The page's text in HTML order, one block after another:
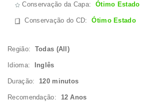
Conservação da Capa: Ótimo Estado
Conservação do CD:Ótimo Estado
Região: Todas (All)
Idioma: Inglês
Duração: 120 minutos
Recomendação: 12 Anos